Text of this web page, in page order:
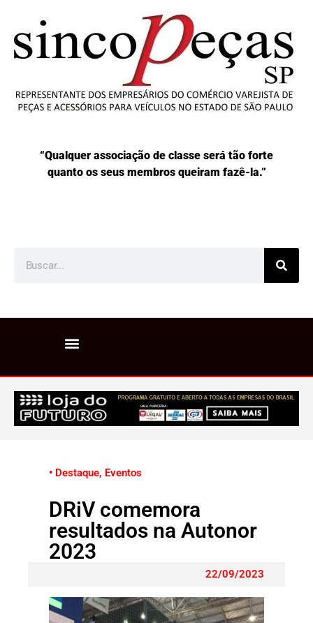
“Qualquer associação de classe será tão forte
quanto os seus membros queiram fazê-la.”
• Destaque, Eventos
DRiV comemora
resultados na Autonor
2023
22/09/2023